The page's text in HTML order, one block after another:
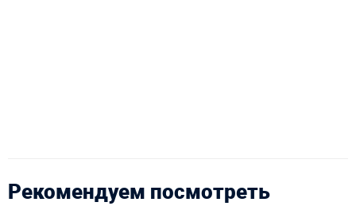
Рекомендуем посмотреть